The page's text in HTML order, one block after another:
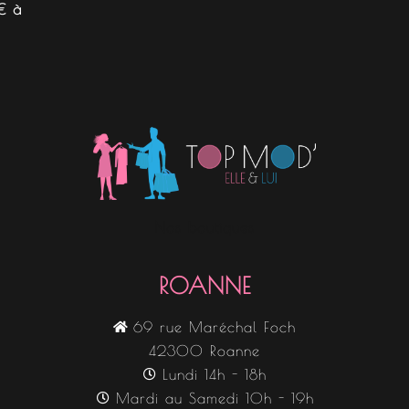
à
ROANNE
69 rue Maréchal Foch
42300 Roanne
Lundi 14h - 18h
Mardi au Samedi 10h - 19h